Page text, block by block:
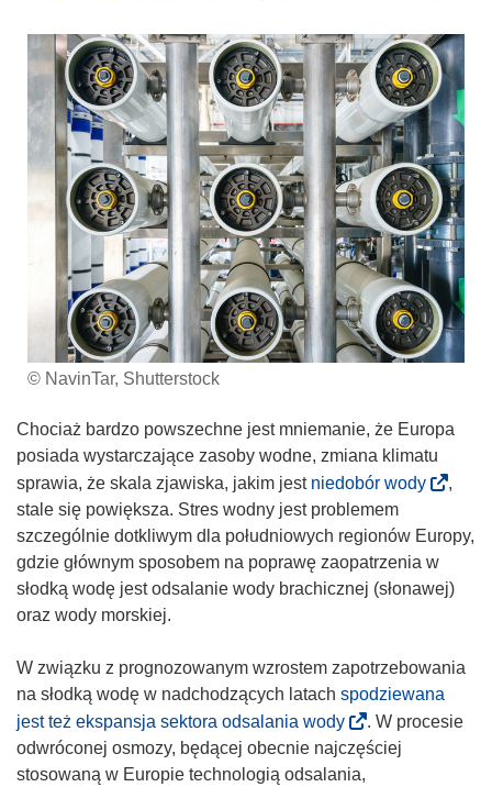
© NavinTar, Shutterstock
Chociaż bardzo powszechne jest mniemanie, że Europa
posiada wystarczające zasoby wodne, zmiana klimatu
sprawia, że skala zjawiska, jakim jest niedobór wody(
d
n
o
i
k
o
,
stale się powiększa. Stres wodny jest problemem
szczególnie dotkliwym dla południowych regionów Europy,
gdzie głównym sposobem na poprawę zaopatrzenia w
słodką wodę jest odsalanie wody brachicznej (słonawej)
oraz wody morskiej.
W związku z prognozowanym wzrostem zapotrzebowania
na słodką wodę w nadchodzących latach spodziewana
jest też ekspansja sektora odsalania wody(
o
d
. W procesie
odwróconej osmozy, będącej obecnie najczęściej
stosowaną w Europie technologią odsalania,